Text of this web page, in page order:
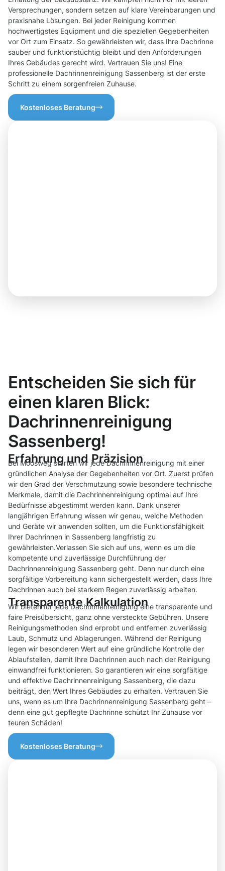
Versprechungen, sondern setzen auf klare Vereinbarungen und
praxisnahe Lösungen. Bei jeder Reinigung kommen
hochwertigstes Equipment und die speziellen Gegebenheiten
vor Ort zum Einsatz. So gewährleisten wir, dass Ihre Dachrinne
sauber und funktionstüchtig bleibt und den Anforderungen
Ihres Gebäudes gerecht wird. Vertrauen Sie uns! Eine
professionelle Dachrinnenreinigung Sassenberg ist der erste
Schritt zu einem sorgenfreien Zuhause.
Kostenloses Beratung
Entscheiden Sie sich für
einen klaren Blick:
Dachrinnenreinigung
Sassenberg!
Erfahrung und Präzision
Bei Moosweg starten wir jede Dachrinnenreinigung mit einer
gründlichen Analyse der Gegebenheiten vor Ort. Zuerst prüfen
wir den Grad der Verschmutzung sowie besondere technische
Merkmale, damit die Dachrinnenreinigung optimal auf Ihre
Bedürfnisse abgestimmt werden kann. Dank unserer
langjährigen Erfahrung wissen wir genau, welche Methoden
und Geräte wir anwenden sollten, um die Funktionsfähigkeit
Ihrer Dachrinnen in Sassenberg langfristig zu
gewährleisten.Verlassen Sie sich auf uns, wenn es um die
kompetente und zuverlässige Durchführung der
Dachrinnenreinigung Sassenberg geht. Denn nur durch eine
sorgfältige Vorbereitung kann sichergestellt werden, dass Ihre
Dachrinnen auch bei starkem Regen zuverlässig arbeiten.
Transparente Kalkulation
Wir bieten für jede Dachrinnenreinigung eine transparente und
faire Preisübersicht, ganz ohne versteckte Gebühren. Unsere
Reinigungsmethoden sind erprobt und entfernen zuverlässig
Laub, Schmutz und Ablagerungen. Während der Reinigung
legen wir besonderen Wert auf eine gründliche Kontrolle der
Ablaufstellen, damit Ihre Dachrinnen auch nach der Reinigung
einwandfrei funktionieren. So garantieren wir eine sorgfältige
und effektive Dachrinnenreinigung Sassenberg, die dazu
beiträgt, den Wert Ihres Gebäudes zu erhalten. Vertrauen Sie
uns, wenn es um Ihre Dachrinnenreinigung Sassenberg geht –
denn eine gut gepflegte Dachrinne schützt Ihr Zuhause vor
teuren Schäden!
Kostenloses Beratung